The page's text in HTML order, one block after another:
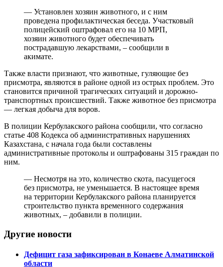
— Установлен хозяин животного, и с ним
проведена профилактическая беседа. Участковый
полицейский оштрафовал его на 10 МРП,
хозяин животного будет обеспечивать
пострадавшую лекарствами, – сообщили в
акимате.
Также власти признают, что животные, гуляющие без
присмотра, являются в районе одной из острых проблем. Это
становится причиной трагических ситуаций и дорожно-
транспортных происшествий. Также животное без присмотра
— легкая добыча для воров.
В полиции Кербулакского района сообщили, что согласно
статье 408 Кодекса об административных нарушениях
Казахстана, с начала года были составлены
административные протоколы и оштрафованы 315 граждан по
ним.
— Несмотря на это, количество скота, пасущегося
без присмотра, не уменьшается. В настоящее время
на территории Кербулакского района планируется
строительство пункта временного содержания
животных, – добавили в полиции.
Другие новости
Дефицит газа зафиксирован в Конаеве Алматинской
области